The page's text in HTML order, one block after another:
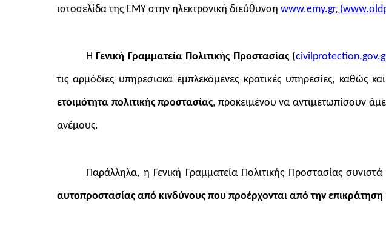
ιστοσελίδα της ΕΜΥ στην ηλεκτρονική διεύθυνση www.emy.gr,
ΗΓενική Γραμματεία Πολιτικής Προστασίας (
τις αρμόδιες υπηρεσιακά εμπλεκόμενες κρατικές υπηρεσίες, καθώς
ετοιμότητα πολιτικής προστασίας, προκειμένου να αντιμετωπίσουν
ανέμους.
Παράλληλα, η Γενική Γραμματεία Πολιτικής Προστασίας συνιστά
αυτοπροστασίαςαπό κινδύνους που προέρχονται από την